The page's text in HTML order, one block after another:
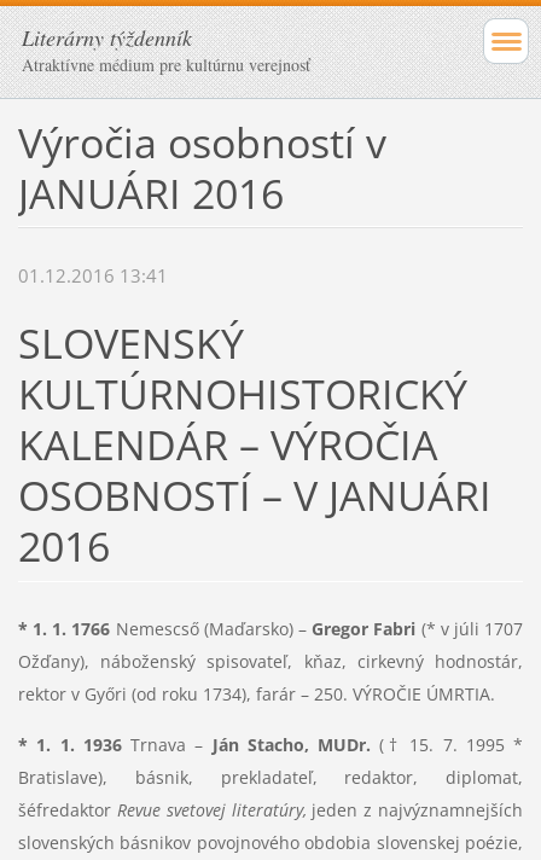
Literárny týždenník
Atraktívne médium pre kultúrnu verejnosť
Výročia osobností v
JANUÁRI 2016
01.12.2016 13:41
SLOVENSKÝ
KULTÚRNOHISTORICKÝ
KALENDÁR – VÝROČIA
OSOBNOSTÍ – V JANUÁRI
2016
* 1. 1. 1766 Nemescső (Maďarsko) – Gregor Fabri (* v júli 1707
Ožďany), náboženský spisovateľ, kňaz, cirkevný hodnostár,
rektor v Győri (od roku 1734), farár – 250. VÝROČIE ÚMRTIA.
* 1. 1. 1936Trnava – Ján Stacho, MUDr. († 15. 7. 1995 *
Bratislave), básnik, prekladateľ, redaktor, diplomat,
šéfredaktor Revue svetovej literatúry, jeden z najvýznamnejších
slovenských básnikov povojnového obdobia slovenskej poézie,